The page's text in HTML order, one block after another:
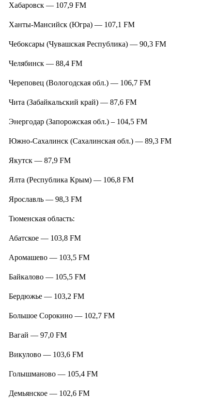
Хабаровск — 107,9 FM
Ханты-Мансийск (Югра) — 107,1 FM
Чебоксары (Чувашская Республика) — 90,3 FM
Челябинск — 88,4 FM
Череповец (Вологодская обл.) — 106,7 FM
Чита (Забайкальский край) — 87,6 FM
Энергодар (Запорожская обл.) – 104,5 FM
Южно-Сахалинск (Сахалинская обл.) — 89,3 FM
Якутск — 87,9 FM
Ялта (Республика Крым) — 106,8 FM
Ярославль — 98,3 FM
Тюменская область:
Абатское — 103,8 FM
Аромашево — 103,5 FM
Байкалово — 105,5 FM
Бердюжье — 103,2 FM
Большое Сорокино — 102,7 FM
Вагай — 97,0 FM
Викулово — 103,6 FM
Голышманово — 105,4 FM
Демьянское — 102,6 FM